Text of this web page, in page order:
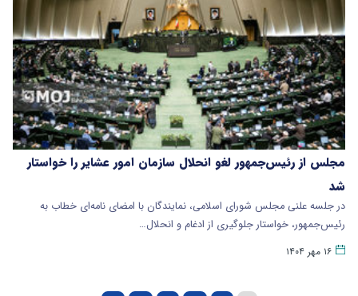
مجلس از رئیس‌جمهور لغو انحلال سازمان امور عشایر را خواستار
شد
در جلسه علنی مجلس شورای اسلامی، نمایندگان با امضای نامه‌ای خطاب به
رئیس‌جمهور، خواستار جلوگیری از ادغام و انحلال…
۱۶ مهر ۱۴۰۴